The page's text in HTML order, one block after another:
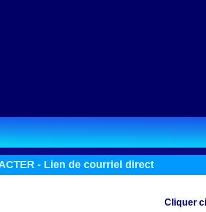
- Lien de courriel direct
Cliquer